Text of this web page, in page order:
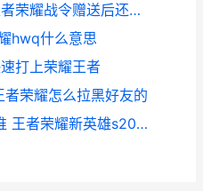
王者荣耀战令怎么赠送 王者荣耀战令赠送后还能进阶吗
hwq什么意思
打上荣耀王者
荣耀怎么拉黑好友的
王者荣耀s20赛季英雄是谁 王者荣耀新英雄s20赛季